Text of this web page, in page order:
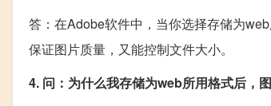
答：在Adobe软件中，当你选择存储为
保证图片质量，又能控制文件大小。
4. 问：为什么我存储为web所用格式后，